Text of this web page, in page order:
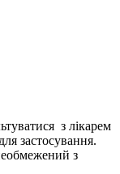
з лікарем
застосування.
з